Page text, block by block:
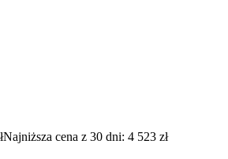
Najniższa cena z 30 dni: 4 523 zł